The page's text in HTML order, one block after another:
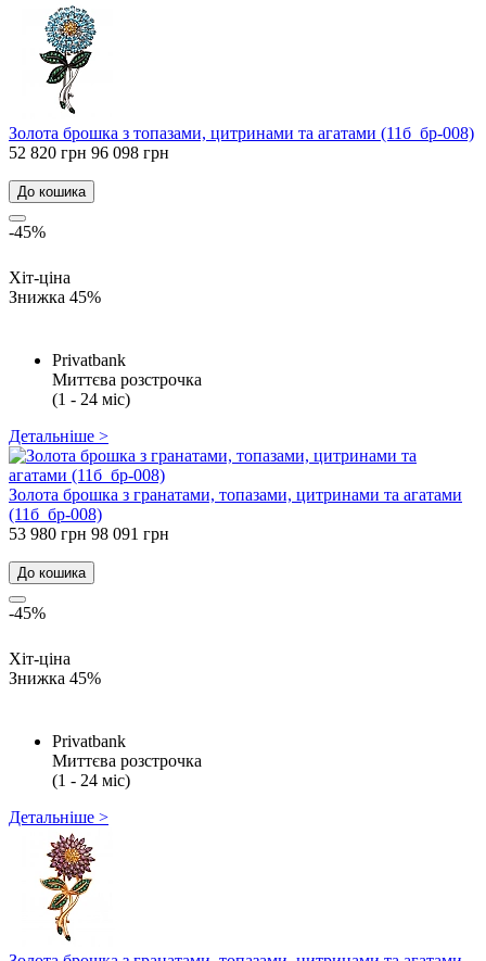
Золота брошка з топазами, цитринами та агатами (11б_бр-008)
52 820 грн 96 098 грн
До кошика
-45%
Хіт-ціна
Знижка 45%
Privatbank
Миттєва розстрочка
(1 - 24 міс)
Детальніше >
Золота брошка з гранатами, топазами, цитринами та агатами
(11б_бр-008)
53 980 грн 98 091 грн
До кошика
-45%
Хіт-ціна
Знижка 45%
Privatbank
Миттєва розстрочка
(1 - 24 міс)
Детальніше >